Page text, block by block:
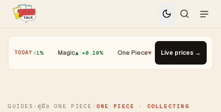
TODAY
+0.01% · Magic▲ +0.10% · One Piece ▼ -1.08% · Top Gainer ·
Live prices →
GUIDES › คู่มือ ONE PIECE › ONE PIECE · COLLECTING